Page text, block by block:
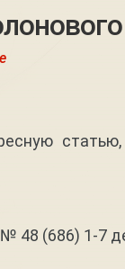
48 (686) 1-7